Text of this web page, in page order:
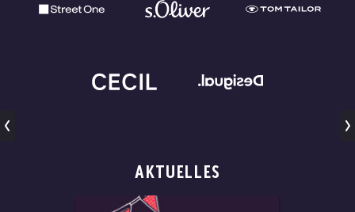
AKTUELLES